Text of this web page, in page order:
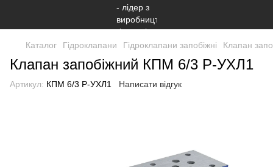
Каталог Гiдроклапани Гiдроклапани запобіжні Клапан
Клапан запобіжний КПМ 6/3 Р-УХЛ1
Артикул: КПМ 6/3 Р-УХЛ1 Написати відгук